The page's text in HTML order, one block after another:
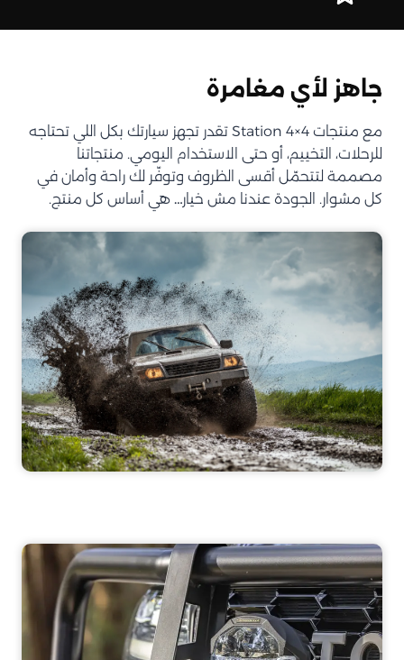
جاهز لأي مغامرة
مع منتجات Station 4×4 تقدر تجهز سيارتك بكل اللي تحتاجه
للرحلات، التخييم، أو حتى الاستخدام اليومي. منتجاتنا
مصممة لتتحمّل أقسى الظروف وتوفّر لك راحة وأمان في
كل مشوار. الجودة عندنا مش خيار… هي أساس كل منتج.